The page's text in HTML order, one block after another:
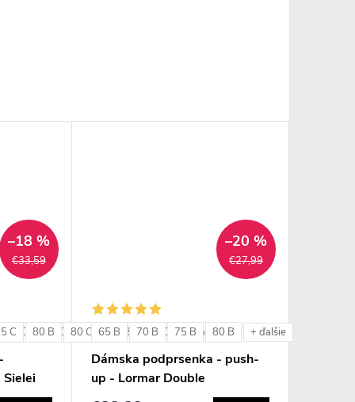
85 C 85 D 85 E 90 C 90 D + ďalšie
€33,59
–18 %
C 80 B 80 C 85 B 85 C + ďalšie
€27,99
–20 %
65 B 70 B 75 B 80 B + ďalšie
Dámska podprsenka - push-
up - Lormar Double